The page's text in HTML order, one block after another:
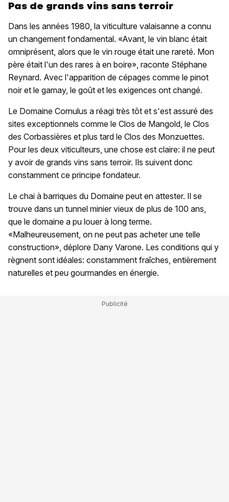
Pas de grands vins sans terroir
Dans les années 1980, la viticulture valaisanne a connu
un changement fondamental. «Avant, le vin blanc était
omniprésent, alors que le vin rouge était une rareté. Mon
père était l'un des rares à en boire», raconte Stéphane
Reynard. Avec l'apparition de cépages comme le pinot
noir et le gamay, le goût et les exigences ont changé.
Le Domaine Cornulus a réagi très tôt et s'est assuré des
sites exceptionnels comme le Clos de Mangold, le Clos
des Corbassières et plus tard le Clos des Monzuettes.
Pour les deux viticulteurs, une chose est claire: il ne peut
y avoir de grands vins sans terroir. Ils suivent donc
constamment ce principe fondateur.
Le chai à barriques du Domaine peut en attester. Il se
trouve dans un tunnel minier vieux de plus de 100 ans,
que le domaine a pu louer à long terme.
«Malheureusement, on ne peut pas acheter une telle
construction», déplore Dany Varone. Les conditions qui y
règnent sont idéales: constamment fraîches, entièrement
naturelles et peu gourmandes en énergie.